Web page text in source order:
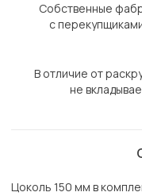
Собственные
с
В отличие от
не
Цоколь 150 мм в